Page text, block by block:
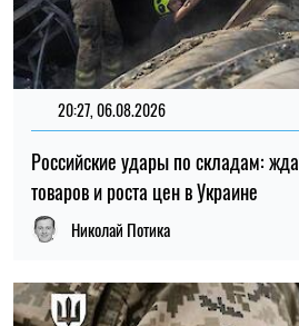
15:59, 06.08.2026
правила расчета будущей отсрочки